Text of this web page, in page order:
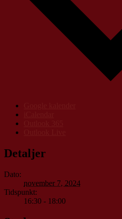
Detaljer
Dato:
november 7, 2024
Tidspunkt:
16:30 - 18:00